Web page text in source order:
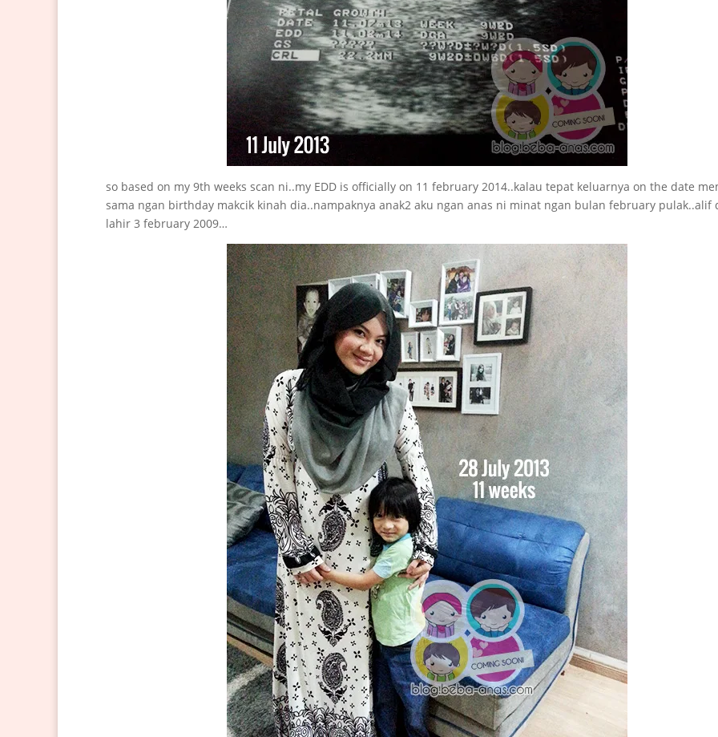
so based on my 9th weeks scan ni..my EDD is officially on 11 february 2014..kalau tepat keluarnya on the date
sama ngan birthday makcik kinah dia..nampaknya anak2 aku ngan anas ni minat ngan bulan february pulak..alif
lahir 3 february 2009…